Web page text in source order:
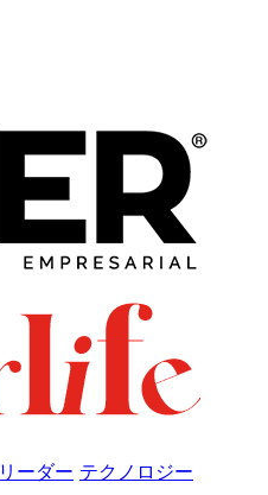
リーダー テクノロジー